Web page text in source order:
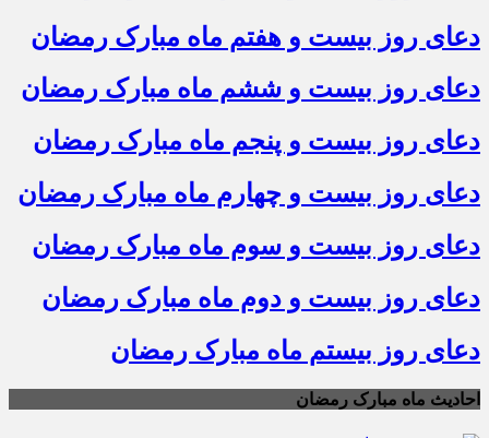
دعای روز بیست و هفتم ماه مبارک رمضان
دعای روز بیست و ششم ماه مبارک رمضان
دعای روز بیست و پنجم ماه مبارک رمضان
دعای روز بیست و چهارم ماه مبارک رمضان
دعای روز بیست و سوم ماه مبارک رمضان
دعای روز بیست و دوم ماه مبارک رمضان
دعای روز بیستم ماه مبارک رمضان
احادیث ماه مبارک رمضان